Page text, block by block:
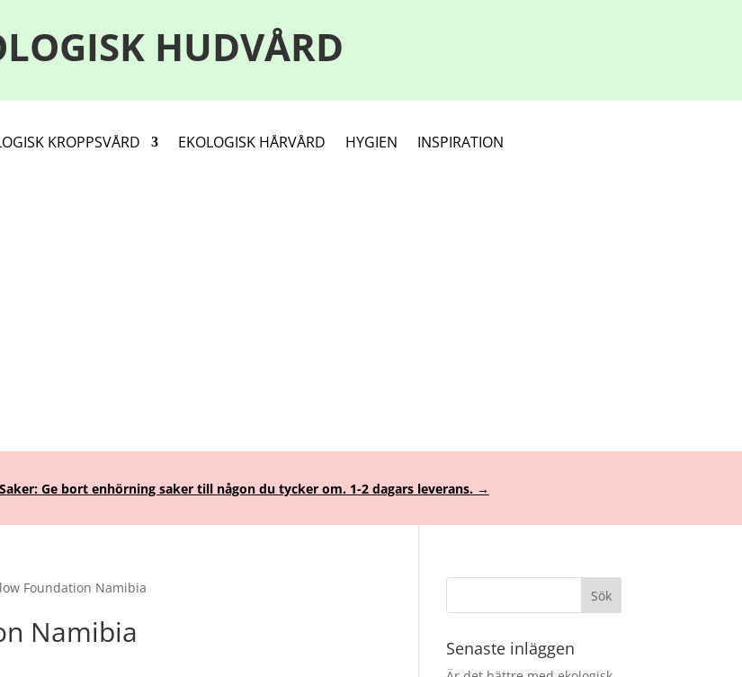
HUDVÅRD
KROPPSVÅRD EKOLOGISK HÅRVÅRD HYGIEN INSPIRATION
Ge bort enhörning saker till någon du tycker om. 1-2 dagars leverans. →
Foundation Namibia
Namibia Senaste inläggen